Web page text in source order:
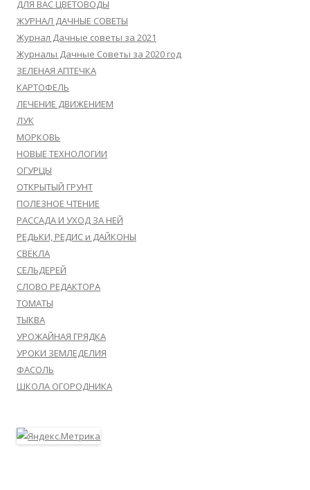
ДЛЯ ВАС ЦВЕТОВОДЫ
ЖУРНАЛ ДАЧНЫЕ СОВЕТЫ
Журнал Дачные советы за 2021
Журналы Дачные Советы за 2020 год
ЗЕЛЕНАЯ АПТЕЧКА
КАРТОФЕЛЬ
ЛЕЧЕНИЕ ДВИЖЕНИЕМ
ЛУК
МОРКОВЬ
НОВЫЕ ТЕХНОЛОГИИ
ОГУРЦЫ
ОТКРЫТЫЙ ГРУНТ
ПОЛЕЗНОЕ ЧТЕНИЕ
РАССАДА И УХОД ЗА НЕЙ
РЕДЬКИ, РЕДИС и ДАЙКОНЫ
СВЁКЛА
СЕЛЬДЕРЕЙ
СЛОВО РЕДАКТОРА
ТОМАТЫ
ТЫКВА
УРОЖАЙНАЯ ГРЯДКА
УРОКИ ЗЕМЛЕДЕЛИЯ
ФАСОЛЬ
ШКОЛА ОГОРОДНИКА